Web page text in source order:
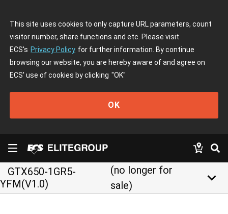
This site uses cookies to only capture URL parameters, count
visitor number, share functions and etc. Please visit
ECS's Privacy Policy for further information. By continue
browsing our website, you are hereby aware of and agree on
ECS' use of cookies by clicking "OK"
OK
GTX650-1GR5-
YFM(V1.0)
(no longer for
sale)
keyboard_arrow_down